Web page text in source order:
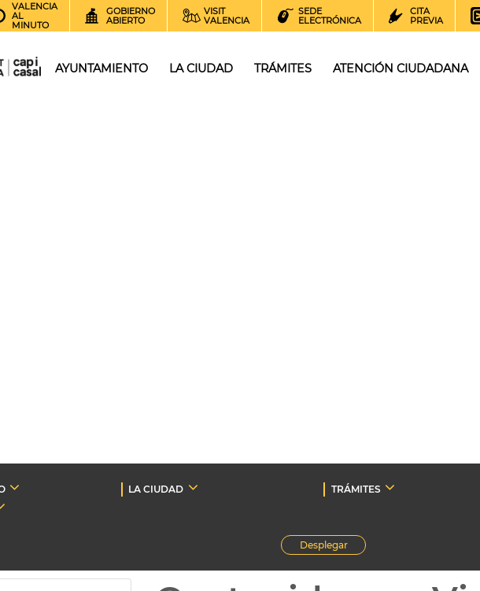
VALENCIA
AL
MINUTO
GOBIERNO
ABIERTO
VISIT
VALENCIA
SEDE
ELECTRÓNICA
CITA
PREVIA
AYUNTAMIENTO LA CIUDAD TRÁMITES ATENCIÓN CIUDADANA
LA CIUDAD TRÁMITES
Desplegar